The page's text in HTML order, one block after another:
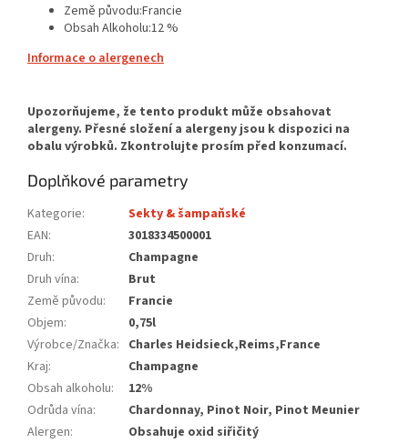
Země původu:Francie
Obsah Alkoholu:12 %
Informace o alergenech
Doplňkové parametry
Kategorie:
Sekty & šampaňské
EAN:
3018334500001
Druh:
Champagne
Druh vína:
Brut
Země původu:
Francie
Objem:
0,75l
Výrobce/Značka: Charles Heidsieck,Reims,France
Kraj:
Champagne
Obsah alkoholu:
12%
Odrůda vína:
Chardonnay, Pinot Noir, Pinot Meunier
Alergen:
Obsahuje oxid siřičitý